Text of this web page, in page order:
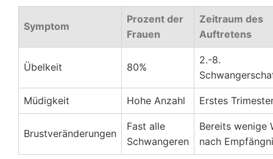
Symptom
Prozent der
Frauen
Zeitraum des
Auftretens
Übelkeit 80%
2.-8.
Müdigkeit Hohe Anzahl Erstes
Brustveränderungen
Fast alle
Schwangeren
Bereits wenige
nach